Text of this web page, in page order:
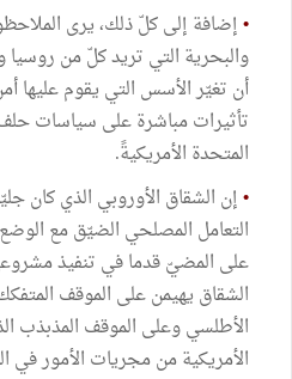
•إضافة إلى كلّ ذلك، يرى
والبحرية التي تريد كلّ من روسيا
أن تغيّر الأسس التي يقوم عليها
تأثيرات مباشرة على سياسات
المتحدة الأمريكيةً.
•إن الشقاق الأوروبي الذي كان
التعامل المصلحي الضيّق مع
على المضيّ قدما في تنفيذ
الشقاق يهيمن على الموقف
الأطلسي وعلى الموقف المذبذب
الأمريكية من مجريات الأمور في